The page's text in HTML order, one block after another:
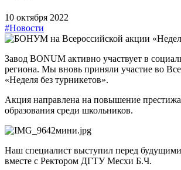
10 октября 2022
#Новости
Завод BONUM активно участвует в
региона. Мы вновь приняли участие во
«Неделя без турникетов».
Акция направлена на повышение престижа
образования среди школьников.
Наш специалист выступил перед
вместе с Ректором ДГТУ Месхи Б.Ч.